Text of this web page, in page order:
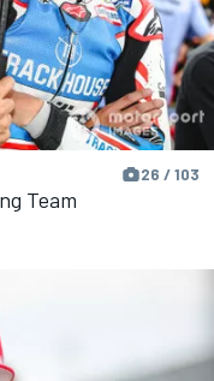
26 / 103
Team